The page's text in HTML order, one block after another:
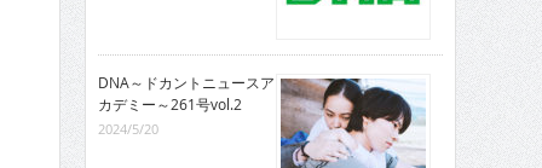
DNA～ドカントニュースア
カデミー～261号vol.2
2024/5/20